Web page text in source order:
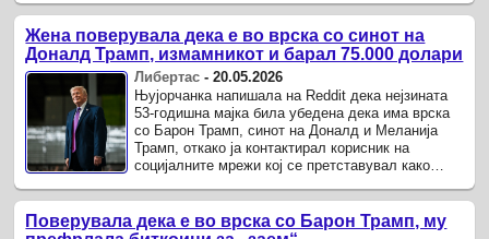
Жена поверувала дека е во врска со синот на
Доналд Трамп, измамникот и барал 75.000 долари
Либертас -20.05.2026
Њујорчанка напишала на Reddit дека нејзината
53-годишна мајка била убедена дека има врска
со Барон Трамп, синот на Доналд и Меланија
Трамп, откако ја контактирал корисник на
социјалните мрежи кој се претставувал како
Поверувала дека е во врска со Барон Трамп, му